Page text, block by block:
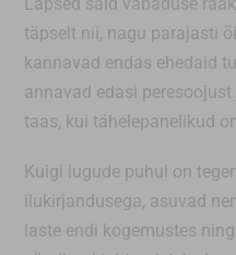
täpselt nii, nagu parajasti
kannavad endas ehedaid
annavad edasi
taas, kui tähelepanelikud
Kuigi lugude puhul on
ilukirjandusega, asuvad
laste endi kogemustes